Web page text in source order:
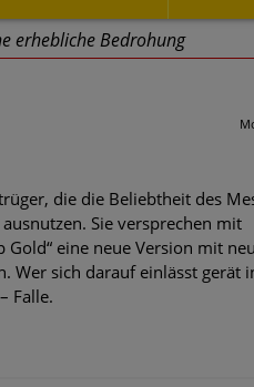
erhebliche Bedrohung
2024: Experten rechnen
Risiken, eine immer
tun können
Arten im Fokus der aktuellen
Mega-Ransomware.
der HTTP-basierten
die die Beliebtheit des
Sie versprechen mit
Gold“ eine neue Version mit
Wer sich darauf einlässt gerät
Falle.